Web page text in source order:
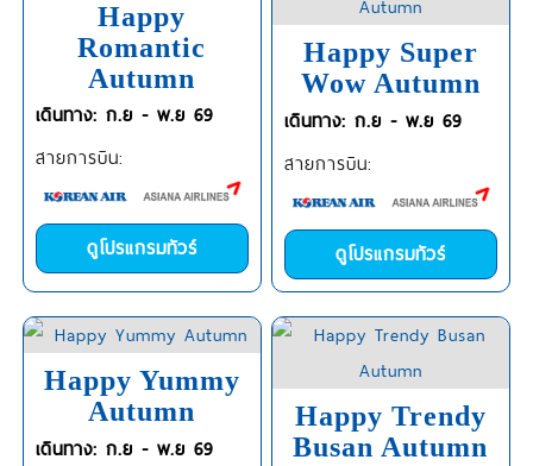
Happy
Romantic
Autumn
เดินทาง: ก.ย - พ.ย 69
สายการบิน:
ดูโปรแกรมทัวร์
Happy Super
Wow Autumn
เดินทาง: ก.ย - พ.ย 69
สายการบิน:
ดูโปรแกรมทัวร์
Happy Yummy
Autumn
เดินทาง: ก.ย - พ.ย 69
Happy Trendy
Busan Autumn